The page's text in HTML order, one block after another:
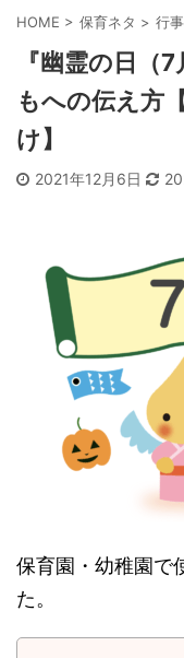
HOME > 保育ネタ > 行事
『幽霊の日（
もへの伝え方
け】
2021年12月6日
保育園・幼稚園で
た。